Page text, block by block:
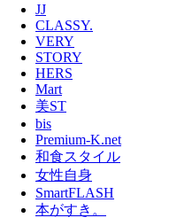
JJ
CLASSY.
VERY
STORY
HERS
Mart
美ST
bis
Premium-K.net
和食スタイル
女性自身
SmartFLASH
本がすき。